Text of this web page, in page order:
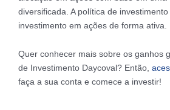
diversificada. A política de
investimento em ações de forma ativa.
Quer conhecer mais sobre os ganhos
de Investimento Daycoval? Então,
faça a sua conta e comece a investir!